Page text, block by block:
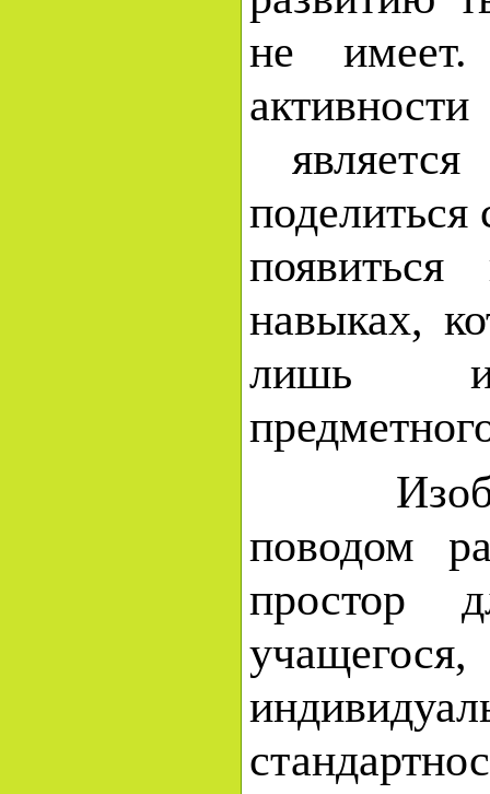
не имеет.
навыках,
лишь
поводом
простор